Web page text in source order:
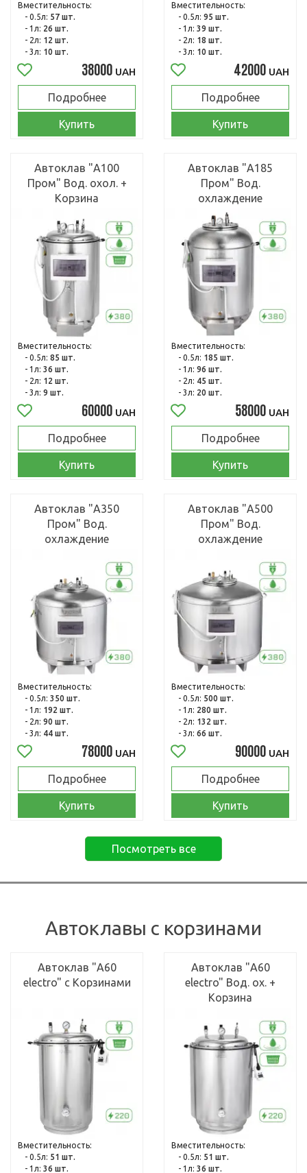
Вместительность:
- 0.5л: 57 шт.
- 1л: 26 шт.
- 2л: 12 шт.
- 3л: 10 шт.
38000 UAH
Подробнее
Купить
Вместительность:
- 0.5л: 95 шт.
- 1л: 39 шт.
- 2л: 18 шт.
- 3л: 10 шт.
42000 UAH
Подробнее
Купить
Автоклав "А100
Пром" Вод. охол. +
Корзина
Вместительность:
- 0.5л: 85 шт.
- 1л: 36 шт.
- 2л: 12 шт.
- 3л: 9 шт.
60000 UAH
Подробнее
Купить
Автоклав "А185
Пром" Вод.
охлаждение
Вместительность:
- 0.5л: 185 шт.
- 1л: 96 шт.
- 2л: 45 шт.
- 3л: 20 шт.
58000 UAH
Подробнее
Купить
Автоклав "А350
Пром" Вод.
охлаждение
Вместительность:
- 0.5л: 350 шт.
- 1л: 192 шт.
- 2л: 90 шт.
- 3л: 44 шт.
78000 UAH
Подробнее
Купить
Автоклав "А500
Пром" Вод.
охлаждение
Вместительность:
- 0.5л: 500 шт.
- 1л: 280 шт.
- 2л: 132 шт.
- 3л: 66 шт.
90000 UAH
Подробнее
Купить
Посмотреть все
Автоклавы с корзинами
Автоклав "А60
electro" с Корзинами
Вместительность:
- 0.5л: 51 шт.
- 1л: 36 шт.
Автоклав "А60
electro" Вод. ох. +
Корзина
Вместительность:
- 0.5л: 51 шт.
- 1л: 36 шт.